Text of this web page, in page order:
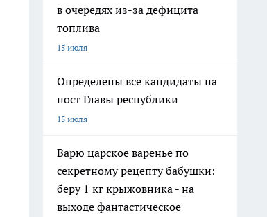
в очередях из-за дефицита
топлива
15 июля
Определены все кандидаты на
пост Главы республики
15 июля
Варю царское варенье по
секретному рецепту бабушки:
беру 1 кг крыжовника - на
выходе фантастическое